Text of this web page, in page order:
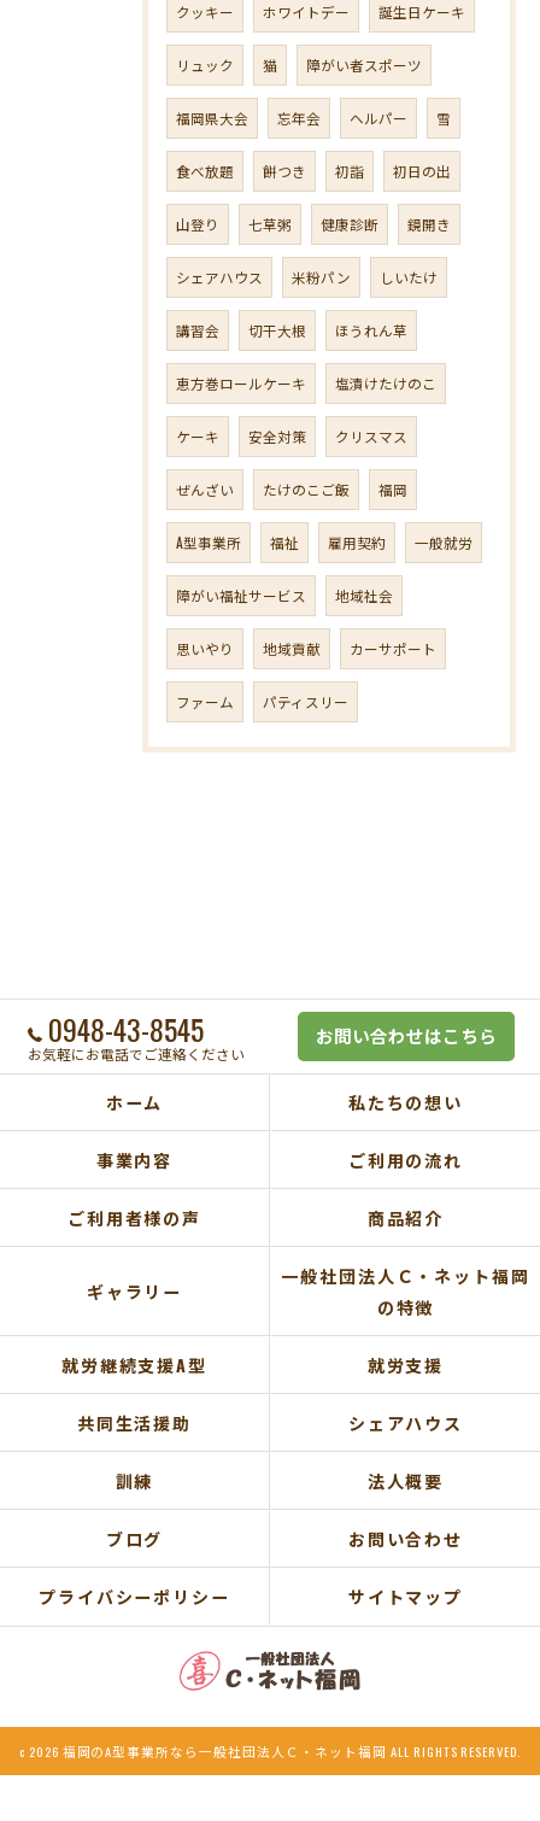
クッキー ホワイトデー 誕生日ケーキ
リュック 猫 障がい者スポーツ
福岡県大会 忘年会 ヘルパー 雪
食べ放題 餅つき 初詣 初日の出
山登り 七草粥 健康診断 鏡開き
シェアハウス 米粉パン しいたけ
講習会 切干大根 ほうれん草
恵方巻ロールケーキ 塩漬けたけのこ
ケーキ 安全対策 クリスマス
ぜんざい たけのこご飯 福岡
A型事業所 福祉 雇用契約 一般就労
障がい福祉サービス 地域社会
思いやり 地域貢献 カーサポート
ファーム パティスリー
0948-43-8545
お気軽にお電話でご連絡ください
お問い合わせはこちら
ホーム 私たちの想い
事業内容 ご利用の流れ
ご利用者様の声 商品紹介
ギャラリー
一般社団法人Ｃ・ネット福岡
の特徴
就労継続支援A型 就労支援
共同生活援助 シェアハウス
訓練 法人概要
ブログ お問い合わせ
プライバシーポリシー サイトマップ
c 2026 福岡のA型事業所なら一般社団法人Ｃ・ネット福岡 ALL RIGHTS RESERVED.